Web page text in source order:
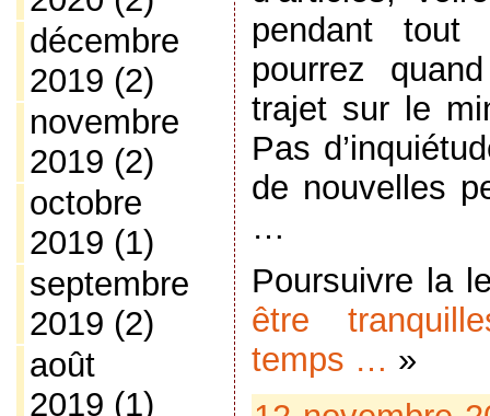
décembre
2019 (2)
novembre
2019 (2)
octobre
2019 (1)
septembre
2019 (2)
août
2019 (1)
pendant
pourrez
trajet sur le
Pas
de nouvelles
…
Poursuivre la
être
temps … »